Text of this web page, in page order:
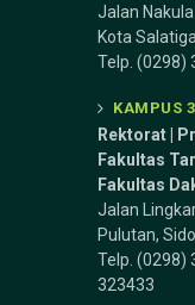
Jalan
Kota
Telp. (0298)
KAMPUS 3
Rektorat |
Fakultas
Fakultas
Jalan
Pulutan,
Telp. (0298)
323433